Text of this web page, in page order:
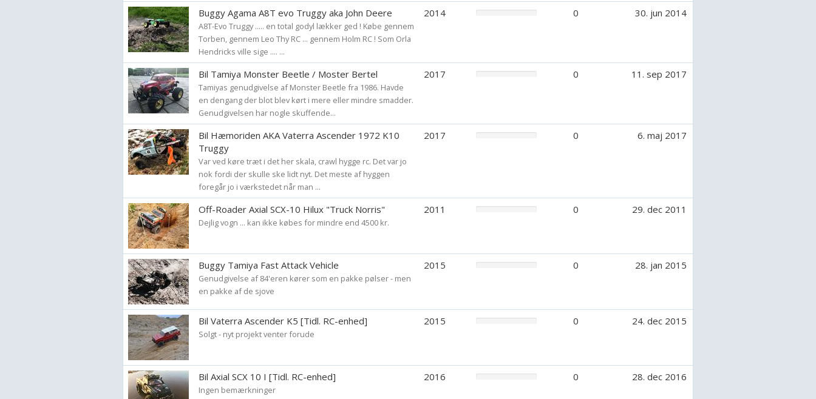
Buggy Agama A8T evo Truggy aka John Deere
A8T-Evo Truggy ..... en total godyl lækker ged ! Købe gennem
Torben, gennem Leo Thy RC ... gennem Holm RC ! Som Orla
Hendricks ville sige .... ...
2014 0 30. jun 2014
Bil Tamiya Monster Beetle / Moster Bertel
Tamiyas genudgivelse af Monster Beetle fra 1986. Havde
en dengang der blot blev kørt i mere eller mindre smadder.
Genudgivelsen har nogle skuffende...
2017 0 11. sep 2017
Bil Hæmoriden AKA Vaterra Ascender 1972 K10
Truggy
Var ved køre træt i det her skala, crawl hygge rc. Det var jo
nok fordi der skulle ske lidt nyt. Det meste af hyggen
foregår jo i værkstedet når man ...
2017 0 6. maj 2017
Off-Roader Axial SCX-10 Hilux "Truck Norris"
Dejlig vogn ... kan ikke købes for mindre end 4500 kr.
2011 0 29. dec 2011
Buggy Tamiya Fast Attack Vehicle
Genudgivelse af 84'eren kører som en pakke pølser - men
en pakke af de sjove
2015 0 28. jan 2015
Bil Vaterra Ascender K5 [Tidl. RC-enhed]
Solgt - nyt projekt venter forude
2015 0 24. dec 2015
Bil Axial SCX 10 I [Tidl. RC-enhed]
Ingen bemærkninger
2016 0 28. dec 2016